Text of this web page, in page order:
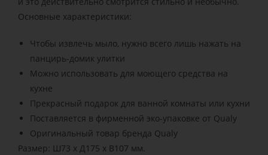
Основные характеристики:
Чтобы извлечь мыло, нужно всего лишь нажать на
панцирь-домик улитки
Можно использовать для моющего средства на
кухне
Прекрасный подарок для ванной комнаты или кухни
Поставляется в фирменной эко-упаковке от Qualy
Оригинальный товар бренда Qualy
Размер: Ш73 x Д175 x В107 мм.